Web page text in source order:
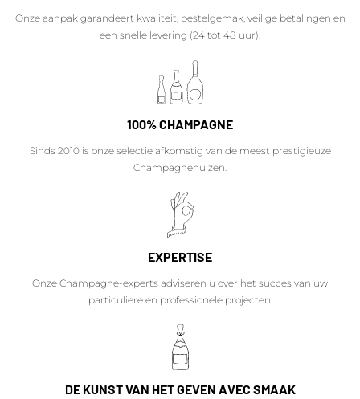
Onze aanpak garandeert kwaliteit, bestelgemak, veilige betalingen en
een snelle levering (24 tot 48 uur).
100% CHAMPAGNE
Sinds 2010 is onze selectie afkomstig van de meest prestigieuze
Champagnehuizen.
EXPERTISE
Onze Champagne-experts adviseren u over het succes van uw
particuliere en professionele projecten.
DE KUNST VAN HET GEVEN AVEC SMAAK